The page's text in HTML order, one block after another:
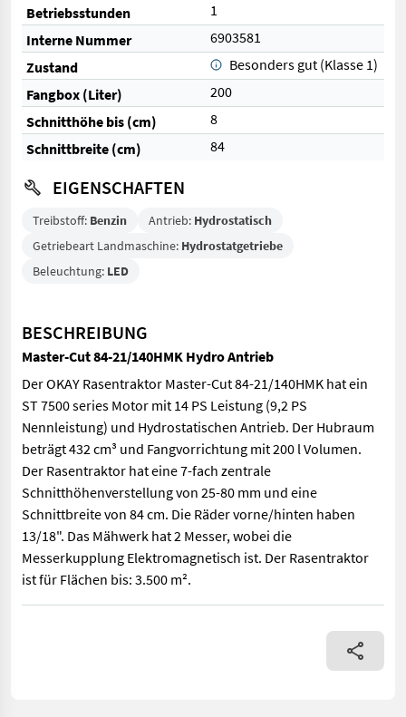
Betriebsstunden
1
Interne Nummer
6903581
Zustand
Besonders gut (Klasse 1)
Fangbox (Liter)
200
Schnitthöhe bis (cm)
8
Schnittbreite (cm)
84
EIGENSCHAFTEN
Treibstoff: Benzin Antrieb: Hydrostatisch
Getriebeart Landmaschine: Hydrostatgetriebe
Beleuchtung: LED
BESCHREIBUNG
Master-Cut 84-21/140HMK Hydro Antrieb
Der OKAY Rasentraktor Master-Cut 84-21/140HMK hat ein
ST 7500 series Motor mit 14 PS Leistung (9,2 PS
Nennleistung) und Hydrostatischen Antrieb. Der Hubraum
beträgt 432 cm³ und Fangvorrichtung mit 200 l Volumen.
Der Rasentraktor hat eine 7-fach zentrale
Schnitthöhenverstellung von 25-80 mm und eine
Schnittbreite von 84 cm. Die Räder vorne/hinten haben
13/18". Das Mähwerk hat 2 Messer, wobei die
Messerkupplung Elektromagnetisch ist. Der Rasentraktor
ist für Flächen bis: 3.500 m².
Der OKAY Rasentraktor Master-Cut 84-21/140HMK hat ein